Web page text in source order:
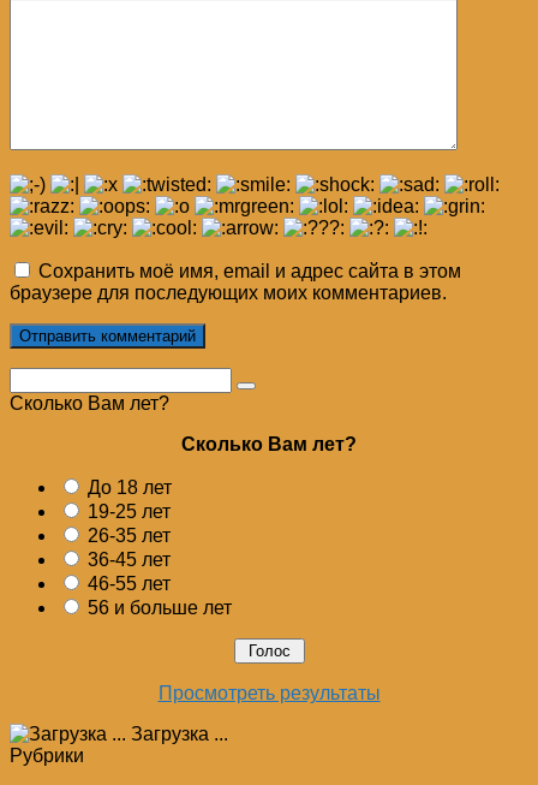
Сохранить моё имя, email и адрес сайта в этом
браузере для последующих моих комментариев.
Сколько Вам лет?
Сколько Вам лет?
До 18 лет
19-25 лет
26-35 лет
36-45 лет
46-55 лет
56 и больше лет
Просмотреть результаты
Загрузка ...
Рубрики